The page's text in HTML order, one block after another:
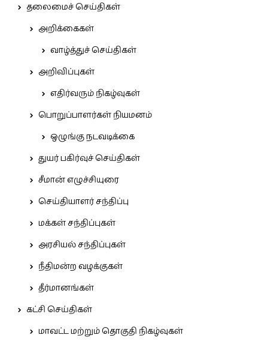
தலைமைச் செய்திகள்
அறிக்கைகள்
வாழ்த்துச் செய்திகள்
அறிவிப்புகள்
எதிர்வரும் நிகழ்வுகள்
பொறுப்பாளர்கள் நியமனம்
ஒழுங்கு நடவடிக்கை
துயர் பகிர்வுச் செய்திகள்
சீமான் எழுச்சியுரை
செய்தியாளர் சந்திப்பு
மக்கள் சந்திப்புகள்
அரசியல் சந்திப்புகள்
நீதிமன்ற வழக்குகள்
தீர்மானங்கள்
கட்சி செய்திகள்
மாவட்ட மற்றும் தொகுதி நிகழ்வுகள்